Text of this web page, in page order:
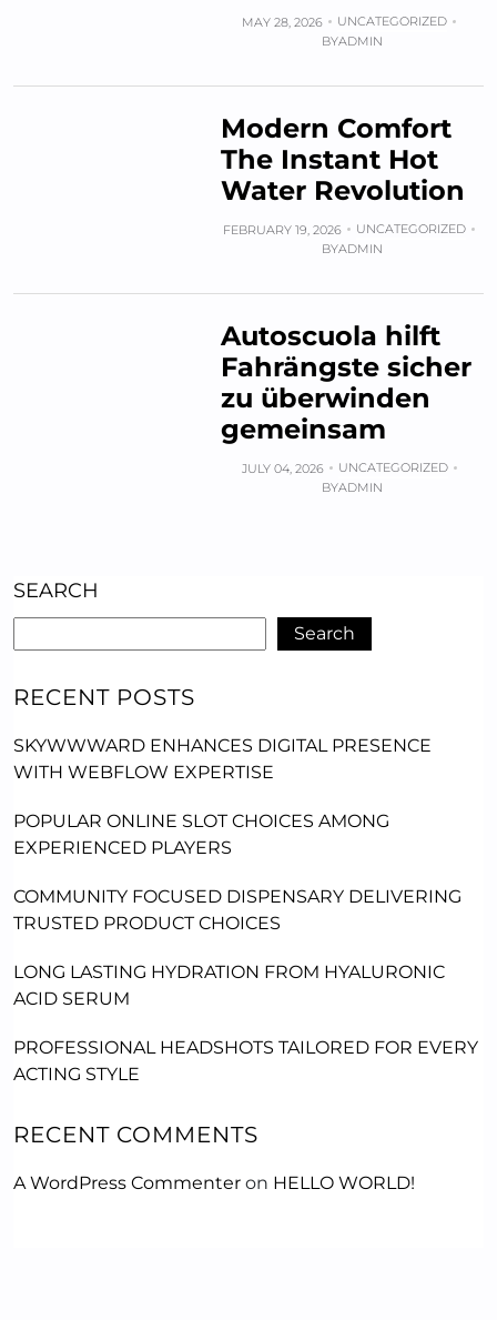
MAY 28, 2026
UNCATEGORIZED
BYADMIN
Modern Comfort
The Instant Hot
Water Revolution
FEBRUARY 19, 2026
UNCATEGORIZED
BYADMIN
Autoscuola hilft
Fahrängste sicher
zu überwinden
gemeinsam
JULY 04, 2026
UNCATEGORIZED
BYADMIN
SEARCH
Search
RECENT POSTS
SKYWWWARD ENHANCES DIGITAL PRESENCE
WITH WEBFLOW EXPERTISE
POPULAR ONLINE SLOT CHOICES AMONG
EXPERIENCED PLAYERS
COMMUNITY FOCUSED DISPENSARY DELIVERING
TRUSTED PRODUCT CHOICES
LONG LASTING HYDRATION FROM HYALURONIC
ACID SERUM
PROFESSIONAL HEADSHOTS TAILORED FOR EVERY
ACTING STYLE
RECENT COMMENTS
A WordPress Commenter on HELLO WORLD!